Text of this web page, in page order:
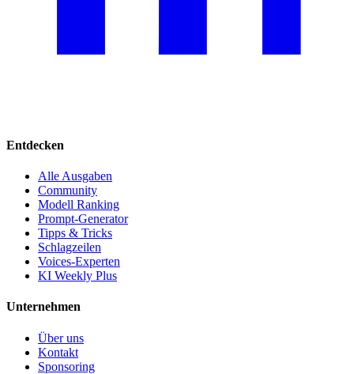
Entdecken
Alle Ausgaben
Community
Modell Ranking
Prompt-Generator
Tipps & Tricks
Schlagzeilen
Voices-Experten
KI Weekly Plus
Unternehmen
Über uns
Kontakt
Sponsoring